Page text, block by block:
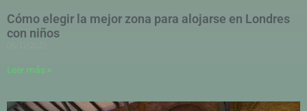
Cómo elegir la mejor zona para alojarse en Londres
con niños
Leer más »